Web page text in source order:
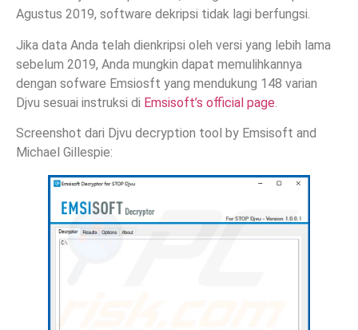
Agustus 2019, software dekripsi tidak lagi berfungsi.
Jika data Anda telah dienkripsi oleh versi yang lebih lama
sebelum 2019, Anda mungkin dapat memulihkannya
dengan sofware Emsiosft yang mendukung 148 varian
Djvu sesuai instruksi di Emsisoft’s official page
Screenshot dari Djvu decryption tool by Emsisoft and
Michael Gillespie: